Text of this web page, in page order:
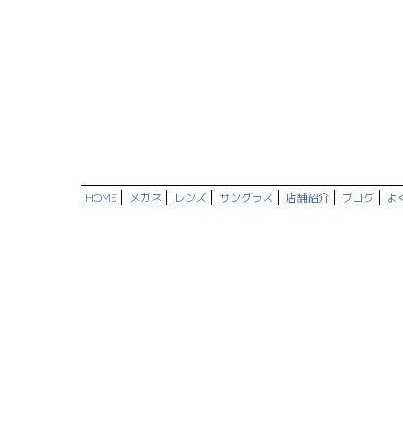
HOME メガネ レンズ サングラス 店舗紹介 ブログ よ